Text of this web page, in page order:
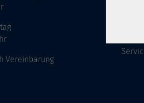
Vereinbarung